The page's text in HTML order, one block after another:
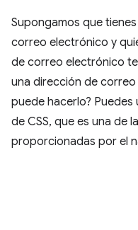
Supongamos que
correo electrónico y
de correo electrónico
una dirección de
puede hacerlo? Puedes
de CSS, que es una de
proporcionadas por el